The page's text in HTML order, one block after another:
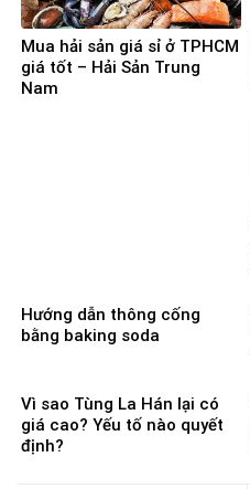
Mua hải sản giá sỉ ở TPHCM
giá tốt – Hải Sản Trung
Nam
Hướng dẫn thông cống
bằng baking soda
Vì sao Tùng La Hán lại có
giá cao? Yếu tố nào quyết
định?